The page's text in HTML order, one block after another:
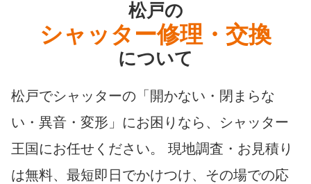
松戸の
シャッター修理・交換
について
松戸でシャッターの「開かない・閉まらな
い・異音・変形」にお困りなら、シャッター
王国にお任せください。 現地調査・お見積り
は無料、最短即日でかけつけ、その場での応